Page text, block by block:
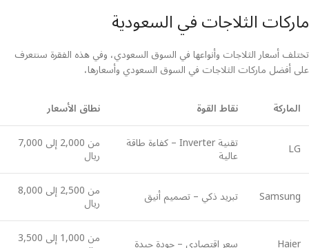
ماركات الثلاجات في السعودية
تختلف أسعار الثلاجات وأنواعها في السوق السعودي، وفي هذه الفقرة سنتعرف
على أفضل ماركات الثلاجات في السوق السعودي وأسعارها،
الماركة
نقاط القوة نطاق الأسعار
LG تقنية Inverter – كفاءة طاقة
عالية
من 2,000 إلى 7,000
ريال
Samsung تبريد ذكي – تصميم أنيق من 2,500 إلى 8,000
ريال
من 1,000 إلى 3,500